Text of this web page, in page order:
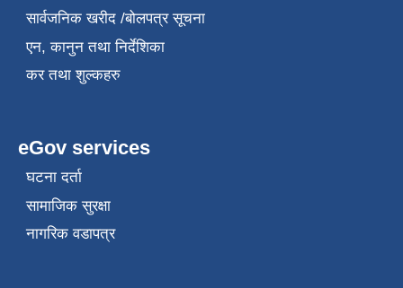
सार्वजनिक खरीद /बोलपत्र सूचना
एन, कानुन तथा निर्देशिका
कर तथा शुल्कहरु
eGov services
घटना दर्ता
सामाजिक सुरक्षा
नागरिक वडापत्र